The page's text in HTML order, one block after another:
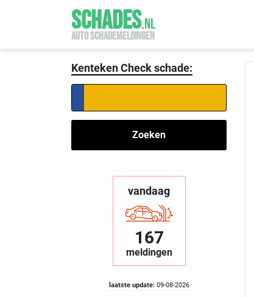
SCHADES.NL
AUTO SCHADEMELDINGEN
Kenteken Check schade:
Zoeken
vandaag
167
meldingen
laatste update:09-08-2026